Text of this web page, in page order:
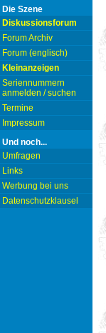
Die Szene
Diskussionsforum
Forum Archiv
Forum (englisch)
Kleinanzeigen
Seriennummern
anmelden / suchen
Termine
Impressum
Und noch...
Umfragen
Links
Werbung bei uns
Datenschutzklausel